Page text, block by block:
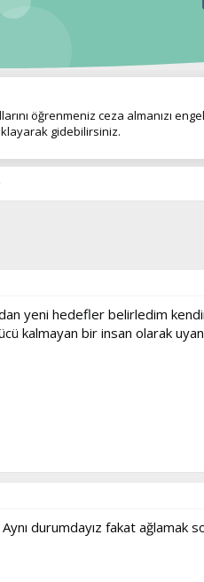
öğrenmeniz ceza almanızı
gidebilirsiniz.
yeni hedefler belirledim
kalmayan bir insan olarak
Aynı durumdayız fakat ağlamak